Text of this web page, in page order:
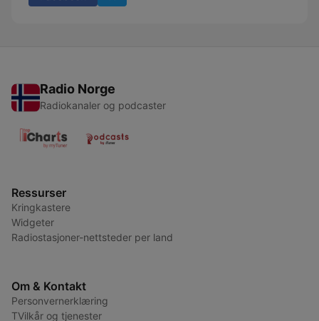
Radio Norge
Radiokanaler og podcaster
Ressurser
Kringkastere
Widgeter
Radiostasjoner-nettsteder per land
Om & Kontakt
Personvernerklæring
TVilkår og tjenester